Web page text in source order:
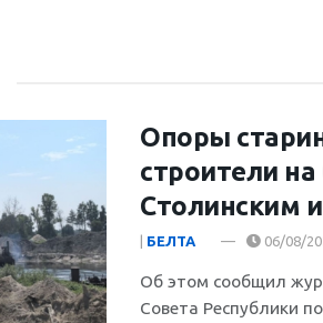
Опоры
строители
Столинским
| БЕЛТА 06/08/
Об этом сообщил
Совета Республики